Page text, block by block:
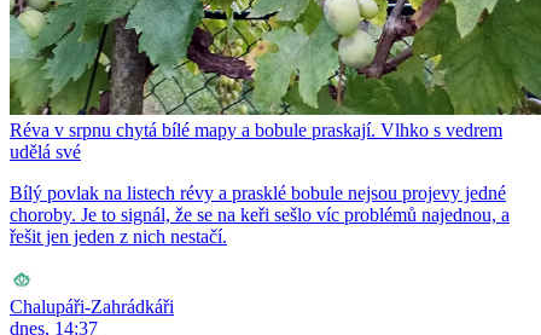
Réva v srpnu chytá bílé mapy a bobule praskají. Vlhko s vedrem
udělá své
Bílý povlak na listech révy a prasklé bobule nejsou projevy jedné
choroby. Je to signál, že se na keři sešlo víc problémů najednou, a
řešit jen jeden z nich nestačí.
Chalupáři-Zahrádkáři
dnes, 14:37